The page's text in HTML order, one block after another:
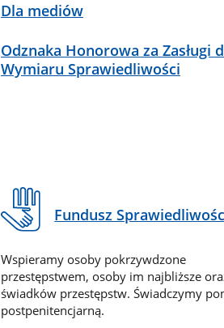
Dla mediów
Odznaka Honorowa za Zasługi
Wymiaru Sprawiedliwości
Fundusz
Wspieramy osoby pokrzywdzone
przestępstwem, osoby im najbliższe
świadków przestępstw. Świadczymy
postpenitencjarną.